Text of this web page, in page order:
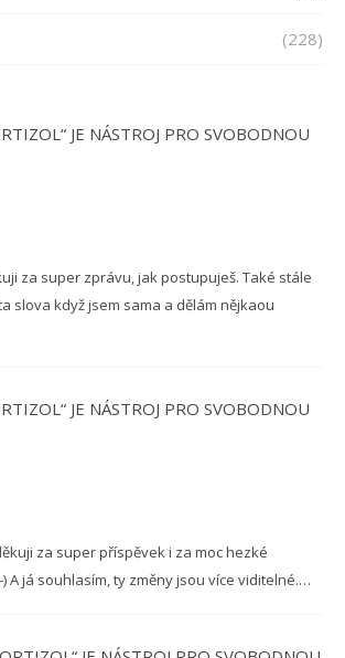
(228)
JE NÁSTROJ PRO SVOBODNOU
za super zprávu, jak postupuješ. Také stále
slova když jsem sama a dělám nějkaou
JE NÁSTROJ PRO SVOBODNOU
za super příspěvek i za moc hezké
A já souhlasím, ty změny jsou více viditelné.…